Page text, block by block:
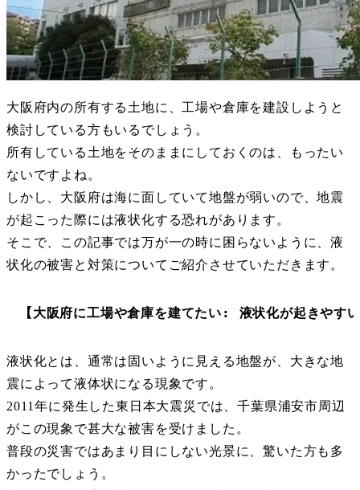
大阪府内の所有する土地に、工場や倉庫を建設しようと
検討している方もいるでしょう。
所有している土地をそのままにしておくのは、もったい
ないですよね。
しかし、大阪府は海に面していて地盤が弱いので、地震
が起こった際には液状化する恐れがあります。
そこで、この記事では万が一の時に困らないように、液
状化の被害と対策についてご紹介させていただきます。
【大阪府に工場や倉庫を建てたい: 液状化が起きやす
液状化とは、通常は固いように見える地盤が、大きな地
震によって液体状になる現象です。
2011年に発生した東日本大震災では、千葉県浦安市周辺
がこの現象で甚大な被害を受けました。
普段の災害ではあまり目にしない光景に、驚いた方も多
かったでしょう。